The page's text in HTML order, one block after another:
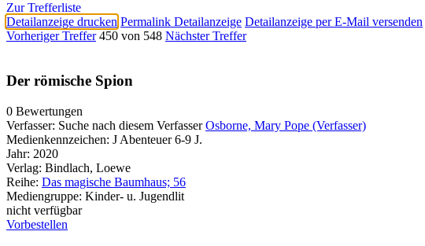
Zur Trefferliste
Detailanzeige drucken Permalink Detailanzeige Detailanzeige per E-Mail versenden
Vorheriger Treffer 450 von 548 Nächster Treffer
Der römische Spion
0 Bewertungen
Verfasser: Suche nach diesem Verfasser Osborne, Mary Pope (Verfasser)
Medienkennzeichen: J Abenteuer 6-9 J.
Jahr: 2020
Verlag: Bindlach, Loewe
Reihe: Das magische Baumhaus; 56
Mediengruppe: Kinder- u. Jugendlit
nicht verfügbar
Vorbestellen